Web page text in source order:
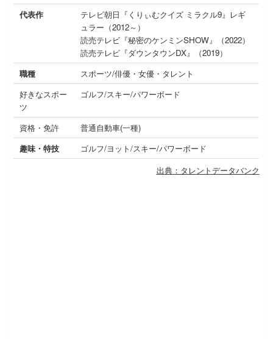
代表作
テレビ朝日『くりぃむクイズ ミラクル9』レギ
ュラー（2012～）
読売テレビ『秘密のケンミンSHOW』（2022）
読売テレビ『ダウンタウンDX』（2019）
職種
スポーツ/俳優・女優・タレント
好きなスポー
ツ
ゴルフ/スキー/パワーボード
資格・免許
普通自動車(一種)
趣味・特技
ゴルフ/ヨット/スキー/パワーボード
出典：タレントデータバンク